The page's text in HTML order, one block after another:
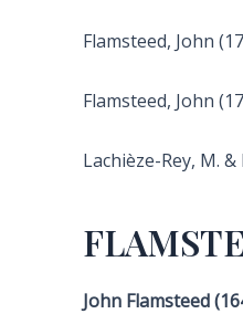
Flamsteed, John
Flamsteed, John
Lachièze-Rey, M. &
John Flamsteed